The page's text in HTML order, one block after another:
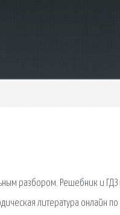
разбором. Решебник и
литература онлайн